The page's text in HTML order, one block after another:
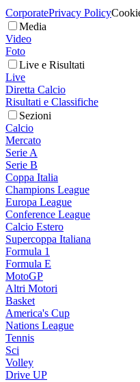
CorporatePrivacy Policy
Media
Video
Foto
Live e Risultati
Live
Diretta Calcio
Risultati e Classifiche
Sezioni
Calcio
Mercato
Serie A
Serie B
Coppa Italia
Champions League
Europa League
Conference League
Calcio Estero
Supercoppa Italiana
Formula 1
Formula E
MotoGP
Altri Motori
Basket
America's Cup
Nations League
Tennis
Sci
Volley
Drive UP